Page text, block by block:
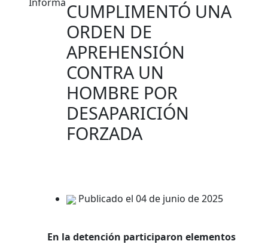
CUMPLIMENTÓ UNA
ORDEN DE
APREHENSIÓN
CONTRA UN
HOMBRE POR
DESAPARICIÓN
FORZADA
Publicado el 04 de junio de 2025
En la detención participaron elementos